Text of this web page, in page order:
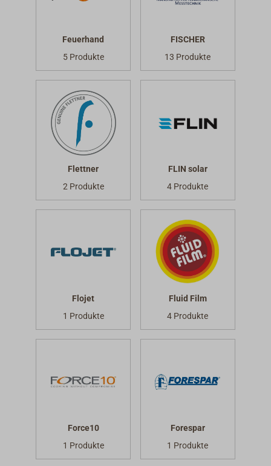
Feuerhand
5 Produkte
FISCHER
13 Produkte
Flettner
2 Produkte
FLIN solar
4 Produkte
Flojet
1 Produkte
Fluid Film
4 Produkte
Force10
1 Produkte
Forespar
1 Produkte